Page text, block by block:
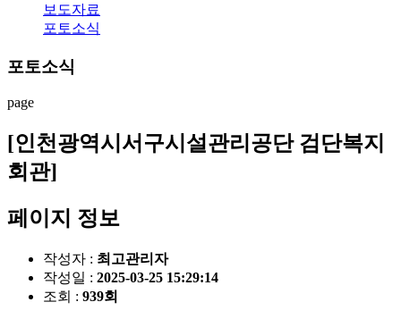
보도자료
포토소식
포토소식
page
[인천광역시서구시설관리공단 검단복지
회관]
페이지 정보
작성자 : 최고관리자
작성일 : 2025-03-25 15:29:14
조회 : 939회